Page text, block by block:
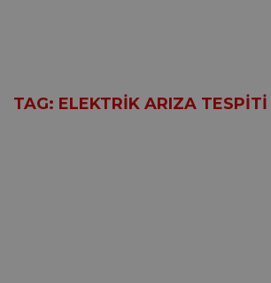
TAG: ELEKTRIK ARIZA TESPITI